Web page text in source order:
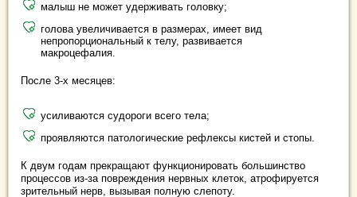
малыш не может удерживать головку;
голова увеличивается в размерах, имеет вид
непропорциональный к телу, развивается
макроцефалия.
После 3-х месяцев:
усиливаются судороги всего тела;
проявляются патологические рефлексы кистей и стопы.
К двум годам прекращают функционировать большинство
процессов из-за повреждения нервных клеток, атрофируется
зрительный нерв, вызывая полную слепоту.